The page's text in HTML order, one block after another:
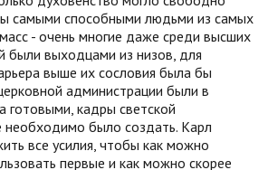
самыми способными людьми из самых
- очень многие даже среди высших
были выходцами из низов, для
выше их сословия была бы
администрации были в
готовыми, кадры светской
было создать. Карл
все усилия, чтобы как можно
первые и как можно скорее